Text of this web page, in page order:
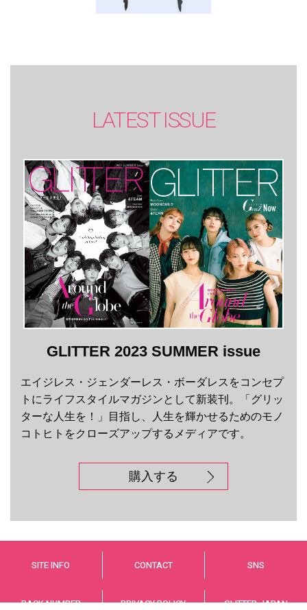
LATEST ISSUE
GLITTER 2023 SUMMER issue
エイジレス・ジェンダーレス・ボーダレスをコンセプ
トにライフスタイルマガジンとして新装刊。「グリッ
ターな人生を！」目指し、人生を輝かせるためのモノ
コトヒトをクローズアップするメディアです。
購入する
SITE INFO CONTACT SNS
BACK NUMBER PRIVACY POLICY GLITTER JAPAN